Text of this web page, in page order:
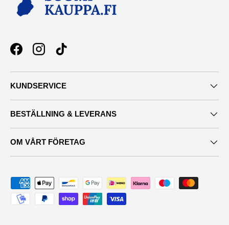
FacebookInstagramTikTok
KUNDSERVICE
BESTÄLLNING & LEVERANS
OM VÅRT FÖRETAG
Maksutavat